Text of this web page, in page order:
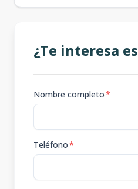
¿Te interesa
Nombre completo*
Teléfono*